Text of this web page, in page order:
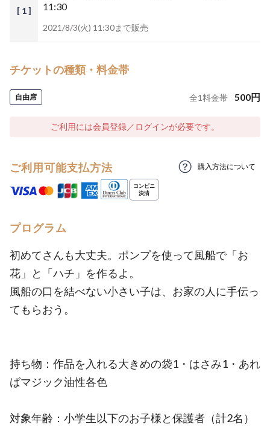
[ 1 ]
11:30
2021/8/3(火) 11:30まで販売
チケットの種類・料金帯
自由席 全1料金帯 500円
ご利用には会員登録／ログインが必要です。
ご利用可能支払方法 購入方法について
プログラム
初めてさんも大丈夫。ポンプを使って風船で「お
花」と「ハチ」を作るよ。
風船の口を結べない小さい子は、お家の人に手伝っ
てもらおう。
持ち物：作品を入れる大きめの袋1・はさみ1・あれ
ばマジック油性各色
対象年齢：小学生以下のお子様と保護者（計2名）